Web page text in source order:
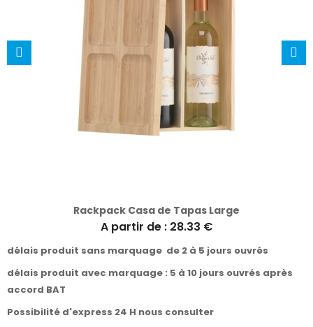
Rackpack Casa de Tapas Large
A partir de : 28.33 €
délais produit sans marquage de 2 à 5 jours ouvrés
délais produit avec marquage : 5 à 10 jours ouvrés après
accord BAT
Possibilité d'express 24 H nous consulter